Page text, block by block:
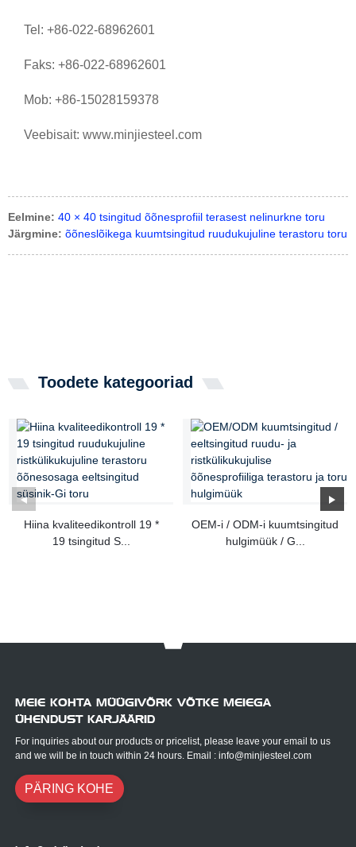
Tel: +86-022-68962601
Faks: +86-022-68962601
Mob: +86-15028159378
Veebisait: www.minjiesteel.com
Eelmine: 40 × 40 tsingitud õõnesprofiil terasest nelinurkne toru
Järgmine: õõneslõikega kuumtsingitud ruudukujuline terastoru toru
Toodete kategooriad
Hiina kvaliteedikontroll 19 *
19 tsingitud S...
OEM-i / ODM-i kuumtsingitud
hulgimüük / G...
MEIE KOHTA MÜÜGIVÕRK VÕTKE MEIEGA
ÜHENDUST KARJÄÄRID
For inquiries about our products or pricelist, please leave your email to us
and we will be in touch within 24 hours. Email : info@minjiesteel.com
PÄRING KOHE